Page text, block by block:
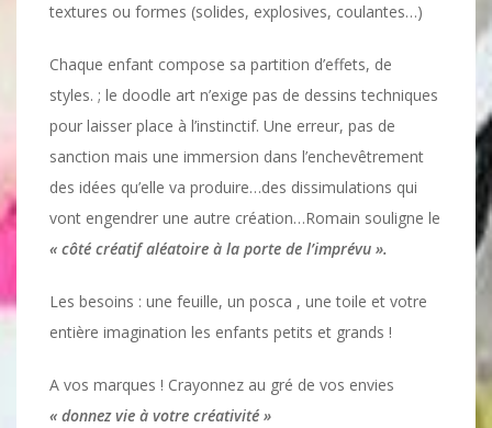
textures ou formes (solides, explosives, coulantes…)
Chaque enfant compose sa partition d’effets, de
styles. ; le doodle art n’exige pas de dessins techniques
pour laisser place à l’instinctif. Une erreur, pas de
sanction mais une immersion dans l’enchevêtrement
des idées qu’elle va produire…des dissimulations qui
vont engendrer une autre création…Romain souligne le
« côté créatif aléatoire à la porte de l’imprévu ».
Les besoins : une feuille, un posca , une toile et votre
entière imagination les enfants petits et grands !
A vos marques ! Crayonnez au gré de vos envies
« donnez vie à votre créativité »